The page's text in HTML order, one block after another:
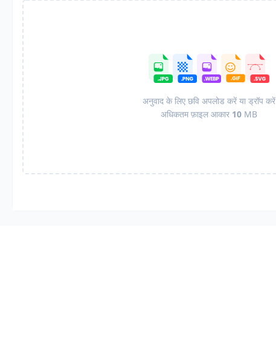
अनुवाद के लिए छवि अपलोड करें या ड्रॉप करें
अधिकतम फ़ाइल आकार 10 MB